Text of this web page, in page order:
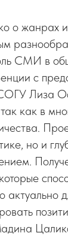
о жанрах
СМИ в
с
Лиза
как в
но и